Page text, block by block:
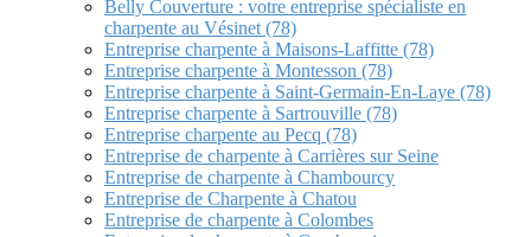
Belly Couverture : votre entreprise spécialiste en
charpente au Vésinet (78)
Entreprise charpente à Maisons-Laffitte (78)
Entreprise charpente à Montesson (78)
Entreprise charpente à Saint-Germain-En-Laye (78)
Entreprise charpente à Sartrouville (78)
Entreprise charpente au Pecq (78)
Entreprise de charpente à Carrières sur Seine
Entreprise de charpente à Chambourcy
Entreprise de Charpente à Chatou
Entreprise de charpente à Colombes